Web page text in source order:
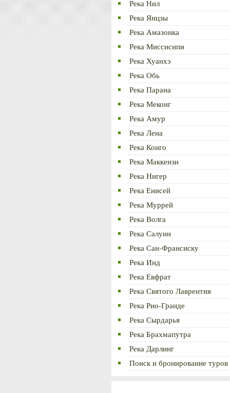
Река Нил
Река Янцзы
Река Амазонка
Река Миссисипи
Река Хуанхэ
Река Обь
Река Парана
Река Меконг
Река Амур
Река Лена
Река Конго
Река Маккензи
Река Нигер
Река Енисей
Река Муррей
Река Волга
Река Салуин
Река Сан-Франсиску
Река Инд
Река Евфрат
Река Святого Лаврентия
Река Рио-Гранде
Река Сырдарья
Река Брахмапутра
Река Дарлинг
Поиск и бронирование туров